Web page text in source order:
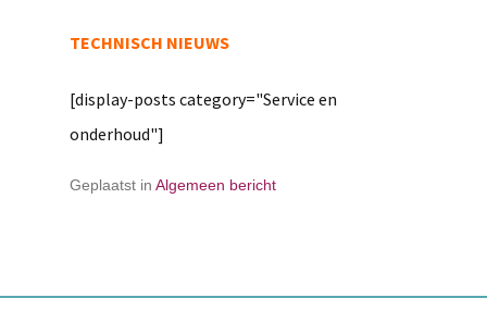
TECHNISCH NIEUWS
[display-posts category="Service en
onderhoud"]
Geplaatst in Algemeen bericht